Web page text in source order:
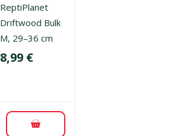
ReptiPlanet
Driftwood Bulk
M, 29–36 cm
Cena
8,99 €
Pievienot grozam